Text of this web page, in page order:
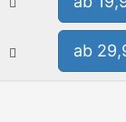
ab